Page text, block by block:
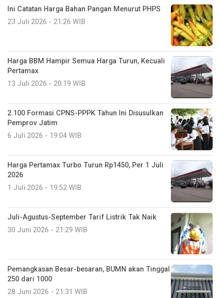
Ini Catatan Harga Bahan Pangan Menurut PHPS
23 Juli 2026 - 21:26 WIB
Harga BBM Hampir Semua Harga Turun, Kecuali
Pertamax
13 Juli 2026 - 20:19 WIB
2.100 Formasi CPNS-PPPK Tahun Ini Disusulkan
Pemprov Jatim
6 Juli 2026 - 19:04 WIB
Harga Pertamax Turbo Turun Rp1450, Per 1 Juli
2026
1 Juli 2026 - 19:52 WIB
Juli-Agustus-September Tarif Listrik Tak Naik
30 Juni 2026 - 21:29 WIB
Pemangkasan Besar-besaran, BUMN akan Tinggal
250 dari 1000
28 Juni 2026 - 21:31 WIB